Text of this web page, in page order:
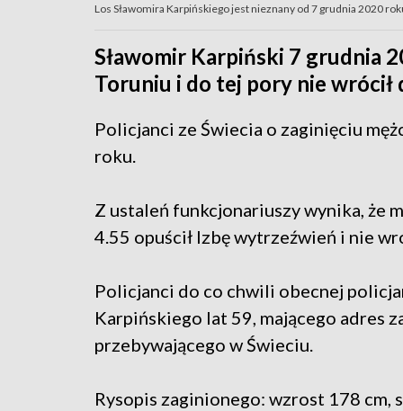
Los Sławomira Karpińskiego jest nieznany od 7 grudnia 2020
Sławomir Karpiński 7 grudnia
Toruniu i do tej pory nie wrócił
Policjanci ze Świecia o zaginięciu
roku.
Z ustaleń funkcjonariuszy wynika, że
4.55 opuścił Izbę wytrzeźwień i nie
Policjanci do co chwili obecnej
Karpińskiego lat 59, mającego adres
przebywającego w Świeciu.
Rysopis zaginionego: wzrost 178 cm,